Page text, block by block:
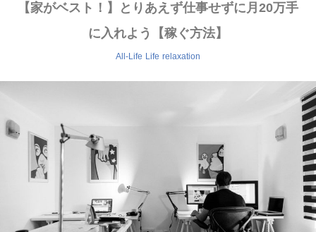
【家がベスト！】とりあえず仕事せずに月20万手
に入れよう【稼ぐ方法】
All-Life Life relaxation